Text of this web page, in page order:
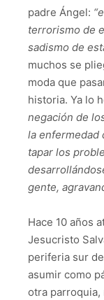
padre Ángel:
terrorismo de
sadismo de
muchos se
moda que
historia. Ya lo
negación de
la enfermedad
tapar los
gente,
Hace 10 años
Jesucristo
periferia sur
asumir como
otra parroquia,